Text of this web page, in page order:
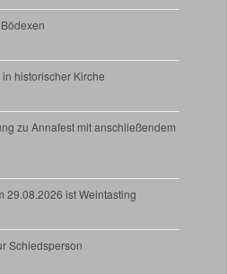
historischer Kirche
zu Annafest mit anschließendem
29.08.2026 ist Weintasting
Schiedsperson